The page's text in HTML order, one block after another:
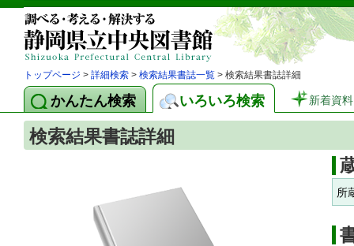
トップページ > 詳細検索 > 検索結果書誌一覧 > 検索結果書誌詳細
かんたん検索 いろいろ検索 新着資料
検索結果書誌詳細
所